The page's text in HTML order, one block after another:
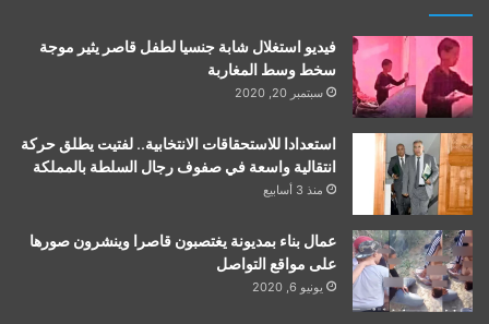
فيديو استغلال شابة جنسيا لطفل قاصر يثير موجة
سخط وسط المغاربة
سبتمبر 20, 2020
استعدادا للاستحقاقات الانتخابية.. لفتيت يطلق حركة
انتقالية واسعة في صفوف رجال السلطة بالمملكة
منذ 3 أسابيع
عمال بناء بمديونة يغتصبون قاصرا وينشرون صورها
على مواقع التواصل
يونيو 6, 2020